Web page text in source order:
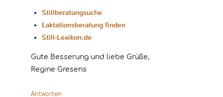
Stillberatungsuche
Laktationsberatung finden
Still-Lexikon.de
Gute Besserung und liebe Grüße,
Regine Gresens
Antworten